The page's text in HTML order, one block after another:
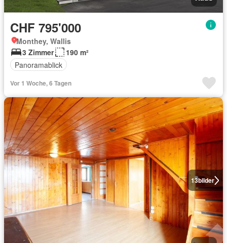
CHF 795'000
Monthey, Wallis
3 Zimmer
190 m²
Panoramablick
Vor 1 Woche, 6 Tagen
13bilder